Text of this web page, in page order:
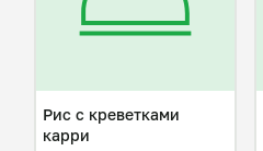
Рис с креветками
карри